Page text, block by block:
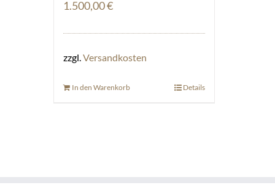
1.500,00€
zzgl. Versandkosten
In den Warenkorb Details